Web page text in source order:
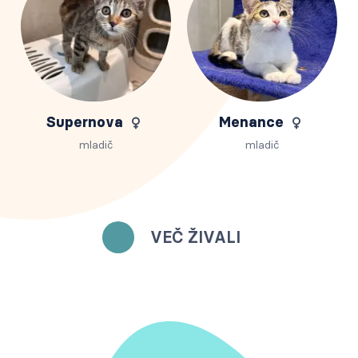
VEČ ŽIVALI
Supernova
mladič
Menance
mladič